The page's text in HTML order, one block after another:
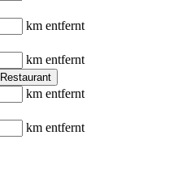
km entfernt
km entfernt
km entfernt
km entfernt